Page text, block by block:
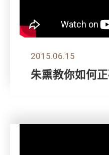
2015.06.15
朱熏教你如何